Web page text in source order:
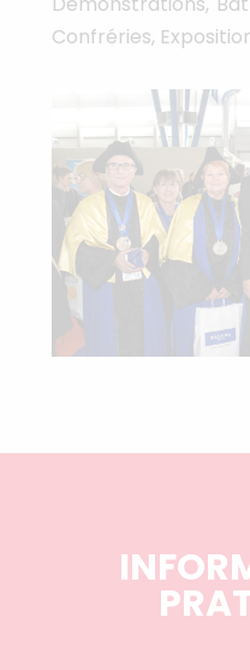
Confréries,